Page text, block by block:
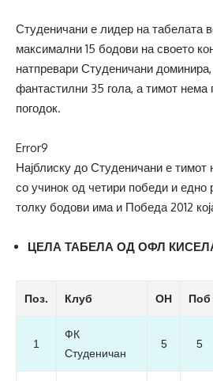
Студеничани е лидер на
максимални 15 бодови на своето
натпревари Студеничани доминира,
фантастилни 35 гола, а тимот нема
погодок.
Error9
Најблиску до Студеничани е тимот
со учинок од четири победи и едно
толку бодови има и Победа 2012
ЦЕЛА ТАБЕЛА ОД ОФЛ
Поз. Клуб ОН Поб
1
ФК
Студеничан
5 5